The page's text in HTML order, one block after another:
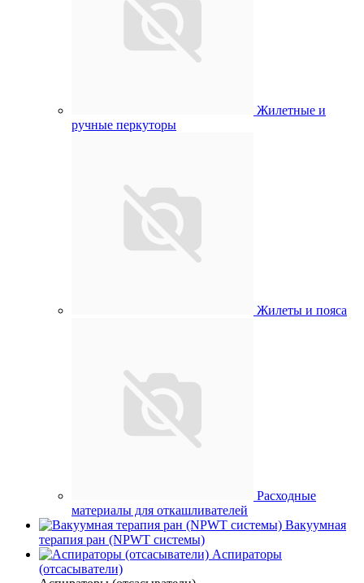
Жилетные и
ручные перкуторы
Жилеты и пояса
Расходные
материалы для откашливателей
Вакуумная
терапия ран (NPWT системы)
Аспираторы
(отсасыватели)